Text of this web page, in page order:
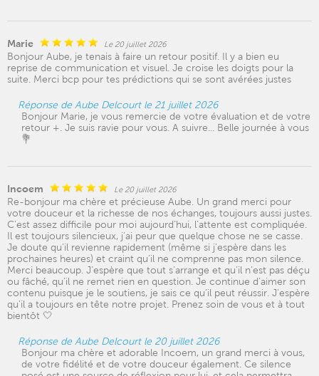
Marie Le 20 juillet 2026
Bonjour Aube, je tenais à faire un retour positif. Il y a bien eu
reprise de communication et visuel. Je croise les doigts pour la
suite. Merci bcp pour tes prédictions qui se sont avérées justes
Réponse de Aube Delcourt le 21 juillet 2026
Bonjour Marie, je vous remercie de votre évaluation et de votre
retour +. Je suis ravie pour vous. A suivre... Belle journée à vous
💐
Incoem Le 20 juillet 2026
Re-bonjour ma chère et précieuse Aube. Un grand merci pour
votre douceur et la richesse de nos échanges, toujours aussi justes.
C’est assez difficile pour moi aujourd’hui, l’attente est compliquée.
Il est toujours silencieux, j’ai peur que quelque chose ne se casse.
Je doute qu’il revienne rapidement (même si j’espère dans les
prochaines heures) et craint qu’il ne comprenne pas mon silence.
Merci beaucoup. J’espère que tout s’arrange et qu’il n’est pas déçu
ou fâché, qu’il ne remet rien en question. Je continue d’aimer son
contenu puisque je le soutiens, je sais ce qu’il peut réussir. J’espère
qu’il a toujours en tête notre projet. Prenez soin de vous et à tout
bientôt 🤍
Réponse de Aube Delcourt le 20 juillet 2026
Bonjour ma chère et adorable Incoem, un grand merci à vous,
de votre fidélité et de votre douceur également. Ce silence